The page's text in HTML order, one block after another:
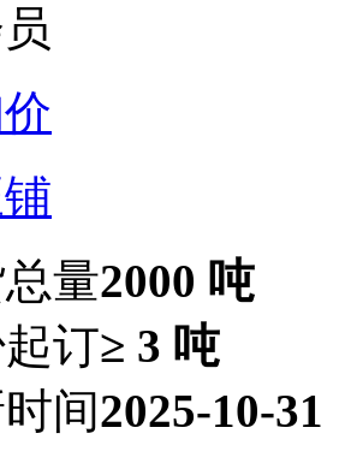
量2000 吨
订≥ 3 吨
间2025-10-31